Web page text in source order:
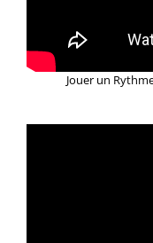
Jouer un